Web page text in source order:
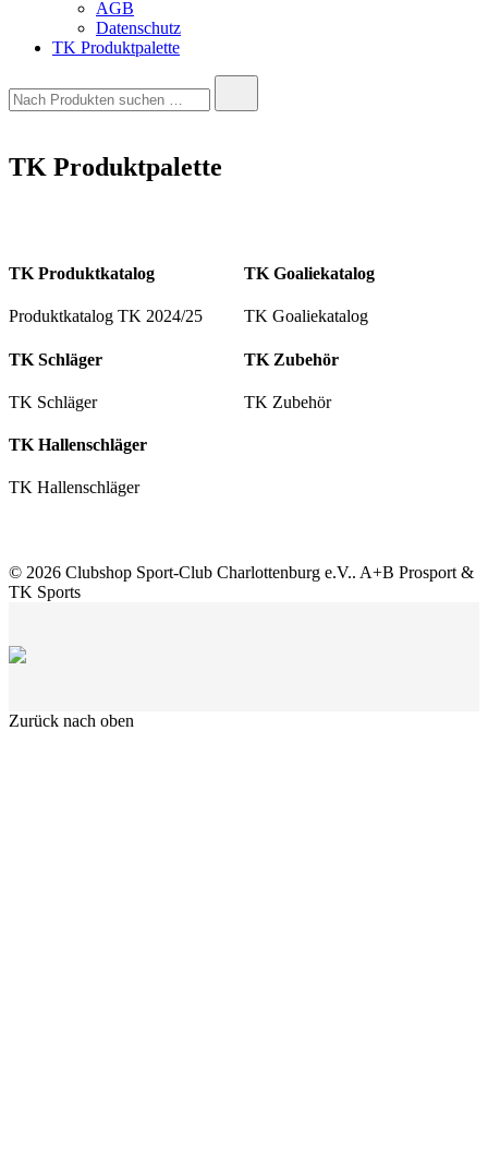
AGB
Datenschutz
TK Produktpalette
nach:
TK Produktpalette
TK Produktkatalog
Produktkatalog TK 2024/25
TK Goaliekatalog
TK Goaliekatalog
TK Schläger
TK Schläger
TK Zubehör
TK Zubehör
TK Hallenschläger
TK Hallenschläger
© 2026 Clubshop Sport-Club Charlottenburg e.V.. A+B Prosport &
TK Sports
Zurück nach oben